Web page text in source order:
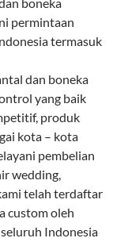
boneka
permintaan
termasuk
dan boneka
yang baik
produk
kota – kota
pembelian
wedding,
telah terdaftar
custom oleh
Indonesia